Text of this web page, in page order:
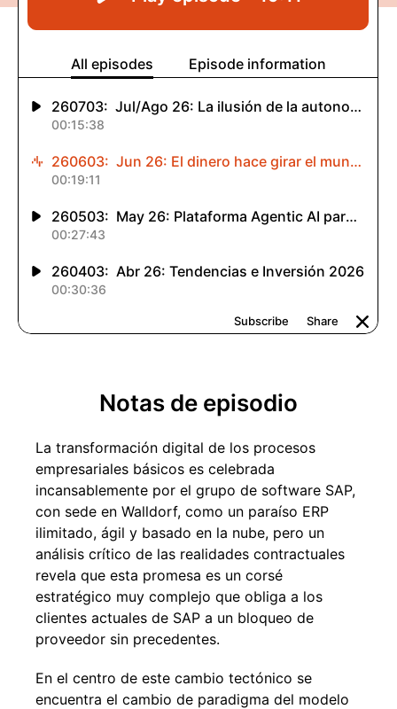
Notas de episodio
La transformación digital de los procesos
empresariales básicos es celebrada
incansablemente por el grupo de software SAP,
con sede en Walldorf, como un paraíso ERP
ilimitado, ágil y basado en la nube, pero un
análisis crítico de las realidades contractuales
revela que esta promesa es un corsé
estratégico muy complejo que obliga a los
clientes actuales de SAP a un bloqueo de
proveedor sin precedentes.
En el centro de este cambio tectónico se
encuentra el cambio de paradigma del modelo